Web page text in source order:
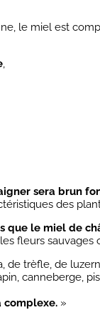
le miel est
,
sera brun
des
le miel de
fleurs
de trèfle, de
canneberge,
complexe. »